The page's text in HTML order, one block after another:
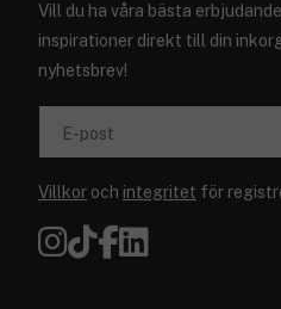
Vill du ha våra bästa
inspirationer direkt till din
nyhetsbrev!
E-post
Villkor och integritet för